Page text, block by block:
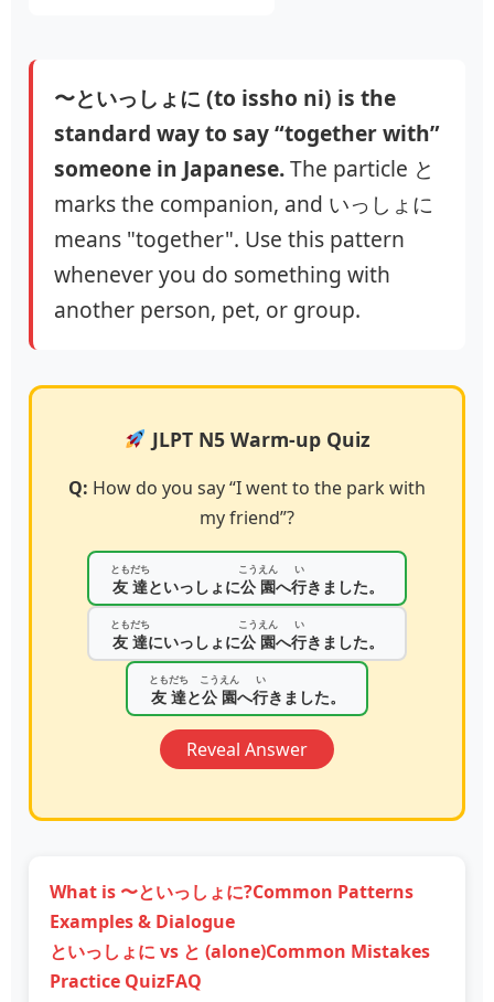
〜といっしょに (to issho ni) is the
standard way to say “together with”
someone in Japanese.The particle と
marks the companion, and いっしょに
means "together". Use this pattern
whenever you do something with
another person, pet, or group.
JLPT N5 Warm-up Quiz
Q: How do you say “I went to the park with
my friend”?
友達
ともだち
といっしょに公園
こうえん
へ行
い
きました。
友達
ともだち
にいっしょに公園
こうえん
へ行
い
きました。
友達
ともだち
と公園
こうえん
へ行
い
きました。
Reveal Answer
What is 〜といっしょに?Common Patterns
Examples & Dialogue
といっしょに vs と (alone)Common Mistakes
Practice QuizFAQ